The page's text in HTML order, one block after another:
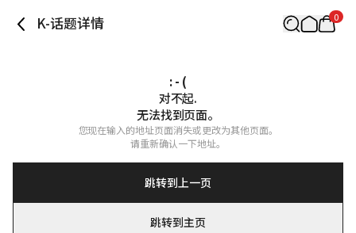
K-话题详情 0
: - (
对不起.
无法找到页面。
您现在输入的地址页面消失或更改为其他页面。
请重新确认一下地址。
跳转到上一页
跳转到主页